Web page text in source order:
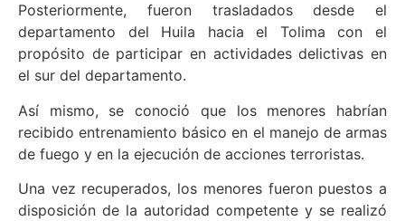
Posteriormente, fueron trasladados desde el
departamento del Huila hacia el Tolima con el
propósito de participar en actividades delictivas en
el sur del departamento.
Así mismo, se conoció que los menores habrían
recibido entrenamiento básico en el manejo de armas
de fuego y en la ejecución de acciones terroristas.
Una vez recuperados, los menores fueron puestos a
disposición de la autoridad competente y se realizó